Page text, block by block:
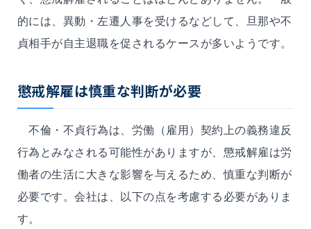
的には、異動・左遷人事を受けるなどして、旦那や不
貞相手が自主退職を促されるケースが多いようです。
懲戒解雇は慎重な判断が必要
不倫・不貞行為は、労働（雇用）契約上の義務違反
行為とみなされる可能性がありますが、懲戒解雇は労
働者の生活に大きな影響を与えるため、慎重な判断が
必要です。会社は、以下の点を考慮する必要がありま
す。